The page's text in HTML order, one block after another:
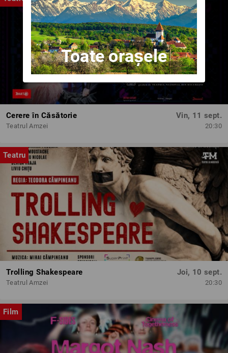
Cerere în Căsătorie
Teatrul Amzei
Vin, 11 sept.
20:30
Teatru
Trolling Shakespeare
Teatrul Amzei
Joi, 10 sept.
20:30
Film
Toate orașele